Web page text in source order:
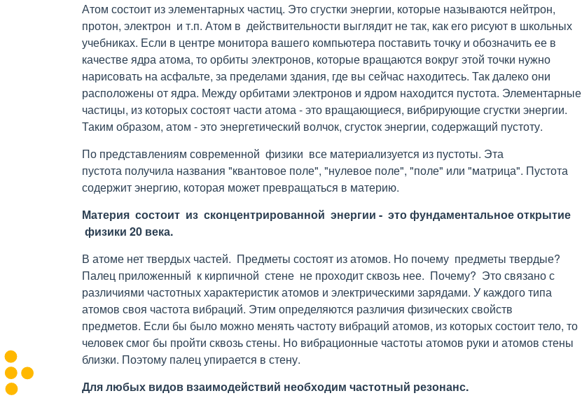
Атом состоит из элементарных частиц. Это сгустки энергии, которые называются нейтрон,
протон, электрон и т.п. Атом в действительности выглядит не так, как его рисуют в школьных
учебниках. Если в центре монитора вашего компьютера поставить точку и обозначить ее в
качестве ядра атома, то орбиты электронов, которые вращаются вокруг этой точки нужно
нарисовать на асфальте, за пределами здания, где вы сейчас находитесь. Так далеко они
расположены от ядра. Между орбитами электронов и ядром находится пустота. Элементарные
частицы, из которых состоят части атома - это вращающиеся, вибрирующие сгустки энергии.
Таким образом, атом - это энергетический волчок, сгусток энергии, содержащий пустоту.
По представлениям современной физики все материализуется из пустоты. Эта
пустота получила названия "квантовое поле", "нулевое поле", "поле" или "матрица". Пустота
содержит энергию, которая может превращаться в материю.
Материя состоит из сконцентрированной энергии - это фундаментальное открытие
физики 20 века.
В атоме нет твердых частей. Предметы состоят из атомов. Но почему предметы твердые?
Палец приложенный к кирпичной стене не проходит сквозь нее. Почему? Это связано с
различиями частотных характеристик атомов и электрическими зарядами. У каждого типа
атомов своя частота вибраций. Этим определяются различия физических свойств
предметов. Если бы было можно менять частоту вибраций атомов, из которых состоит тело, то
человек смог бы пройти сквозь стены. Но вибрационные частоты атомов руки и атомов стены
близки. Поэтому палец упирается в стену.
Для любых видов взаимодействий необходим частотный резонанс.